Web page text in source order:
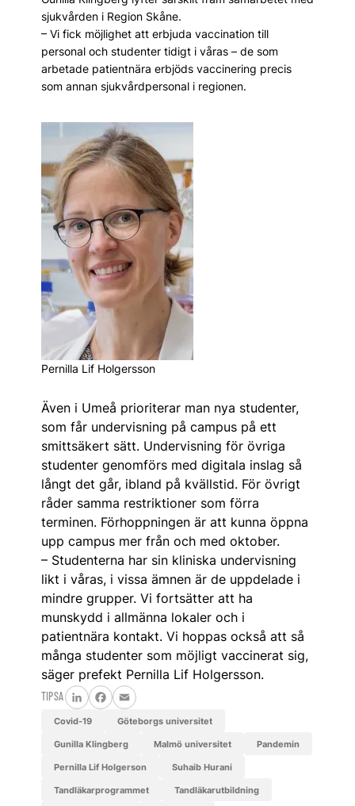
sjukvården i Region Skåne.
– Vi fick möjlighet att erbjuda vaccination till
personal och studenter tidigt i våras – de som
arbetade patientnära erbjöds vaccinering precis
som annan sjukvårdpersonal i regionen.
Pernilla Lif Holgersson
Även i Umeå prioriterar man nya studenter,
som får undervisning på campus på ett
smittsäkert sätt. Undervisning för övriga
studenter genomförs med digitala inslag så
långt det går, ibland på kvällstid. För övrigt
råder samma restriktioner som förra
terminen. Förhoppningen är att kunna öppna
upp campus mer från och med oktober.
– Studenterna har sin kliniska undervisning
likt i våras, i vissa ämnen är de uppdelade i
mindre grupper. Vi fortsätter att ha
munskydd i allmänna lokaler och i
patientnära kontakt. Vi hoppas också att så
många studenter som möjligt vaccinerat sig,
säger prefekt Pernilla Lif Holgersson.
TIPSA
LinkedInFacebook
Email
covid-19 Göteborgs universitet
Gunilla Klingberg Malmö universitet pandemin
Pernilla Lif Holgerson Suhaib Hurani
tandläkarprogrammet tandläkarutbildning